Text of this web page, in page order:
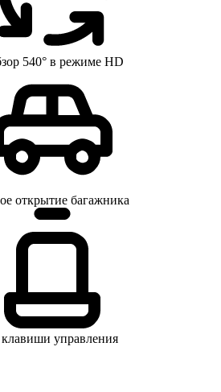
540° в режиме HD
открытие багажника
управления